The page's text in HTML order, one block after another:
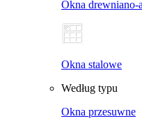
Okna drewniano-
Okna stalowe
Według typu
Okna przesuwne